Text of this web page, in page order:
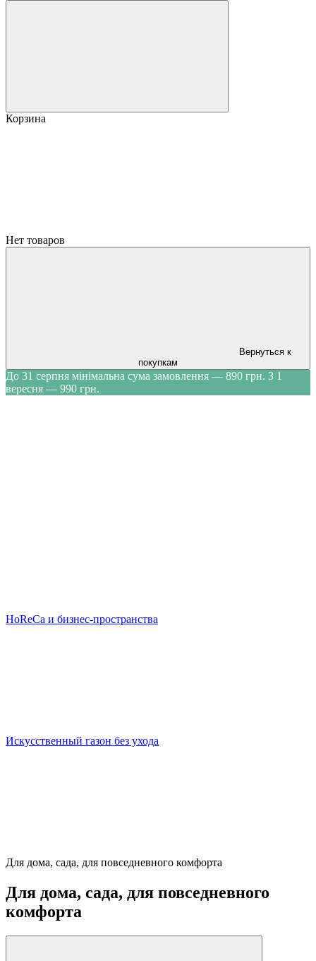
Корзина
Нет товаров
Вернуться к
покупкам
До 31 серпня мінімальна сума замовлення — 890 грн. З 1
вересня — 990 грн.
HoReCa и бизнес-пространства
Искусственный газон без ухода
Для дома, сада, для повседневного комфорта
Для дома, сада, для повседневного
комфорта